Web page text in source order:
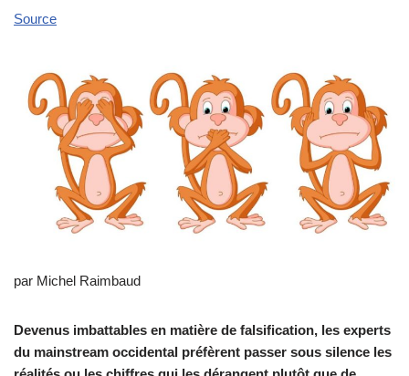
Source
par Michel Raimbaud
Devenus imbattables en matière de falsification, les experts
du mainstream occidental préfèrent passer sous silence les